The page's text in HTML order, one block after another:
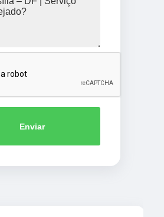
Enviar